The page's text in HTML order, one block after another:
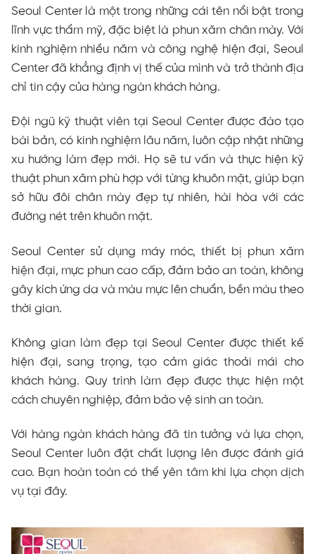
Seoul Center là một trong những cái tên nổi bật trong
lĩnh vực thẩm mỹ, đặc biệt là phun xăm chân mày. Với
kinh nghiệm nhiều năm và công nghệ hiện đại, Seoul
Center đã khẳng định vị thế của mình và trở thành địa
chỉ tin cậy của hàng ngàn khách hàng.
Đội ngũ kỹ thuật viên tại Seoul Center được đào tạo
bài bản, có kinh nghiệm lâu năm, luôn cập nhật những
xu hướng làm đẹp mới. Họ sẽ tư vấn và thực hiện kỹ
thuật phun xăm phù hợp với từng khuôn mặt, giúp bạn
sở hữu đôi chân mày đẹp tự nhiên, hài hòa với các
đường nét trên khuôn mặt.
Seoul Center sử dụng máy móc, thiết bị phun xăm
hiện đại, mực phun cao cấp, đảm bảo an toàn, không
gây kích ứng da và màu mực lên chuẩn, bền màu theo
thời gian.
Không gian làm đẹp tại Seoul Center được thiết kế
hiện đại, sang trọng, tạo cảm giác thoải mái cho
khách hàng. Quy trình làm đẹp được thực hiện một
cách chuyên nghiệp, đảm bảo vệ sinh an toàn.
Với hàng ngàn khách hàng đã tin tưởng và lựa chọn,
Seoul Center luôn đặt chất lượng lên được đánh giá
cao. Bạn hoàn toàn có thể yên tâm khi lựa chọn dịch
vụ tại đây.